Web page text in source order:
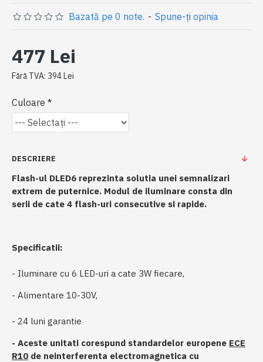
Bazată pe 0 note. - Spune-ţi opinia
477 Lei
Fără TVA: 394 Lei
Culoare
DESCRIERE
Flash-ul DLED6 reprezinta solutia unei semnalizari
extrem de puternice. Modul de iluminare consta din
serii de cate 4 flash-uri consecutive si rapide.
Specificatii:
- Iluminare cu 6 LED-uri a cate 3W fiecare,
- Alimentare 10-30V,
- 24 luni garantie
- Aceste unitati corespund standardelor europene ECE
R10 de neinterferenta electromagnetica cu